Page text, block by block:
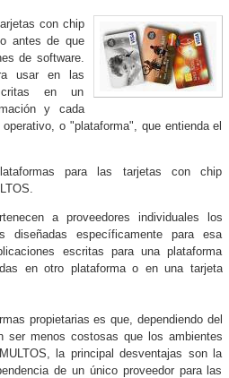
con chip
antes de que
de software.
usar en las
en un
y cada
o "plataforma", que entienda el
para las tarjetas con chip
a proveedores individuales los
diseñadas específicamente para esa
escritas para una plataforma
en otro plataforma o en una tarjeta
propietarias es que, dependiendo del
ser menos costosas que los ambientes
la principal desventajas son la
de un único proveedor para las